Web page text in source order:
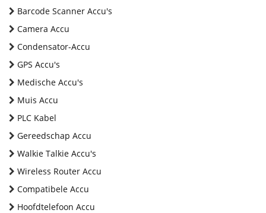
Barcode Scanner Accu's
Camera Accu
Condensator-Accu
GPS Accu's
Medische Accu's
Muis Accu
PLC Kabel
Gereedschap Accu
Walkie Talkie Accu's
Wireless Router Accu
Compatibele Accu
Hoofdtelefoon Accu